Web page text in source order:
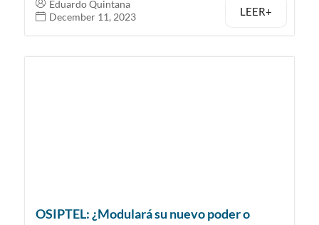
Eduardo Quintana
December 11, 2023
LEER+
OSIPTEL: ¿Modulará su nuevo poder o